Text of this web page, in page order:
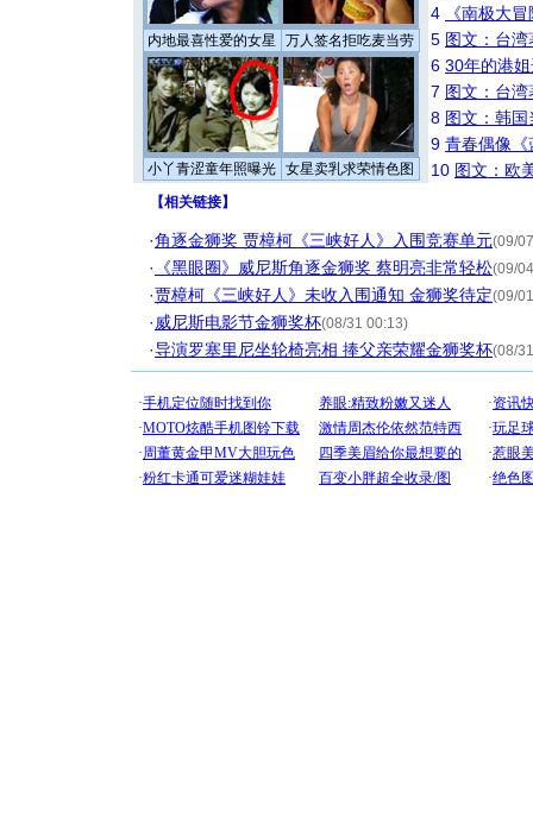
内地最喜性爱的女星 万人签名拒吃麦当劳
小丫青涩童年照曝光 女星卖乳求荣情色图
4
《南极大
5 图文：台
6 30年的港
7 图文：台
8 图文：韩
9 青春偶像《
10 图文：欧
【相关链接】
·角逐金狮奖 贾樟柯《三峡好人》入围竞赛单元(09/
· 《黑眼圈》威尼斯角逐金狮奖 蔡明亮非常轻松(09/
·贾樟柯《三峡好人》未收入围通知 金狮奖待定(09/
· 威尼斯电影节金狮奖杯(08/31 00:13)
·导演罗塞里尼坐轮椅亮相 捧父亲荣耀金狮奖杯(08/